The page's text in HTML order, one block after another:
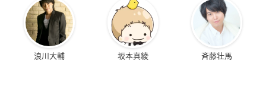
浪川大輔 坂本真綾 斉藤壮馬